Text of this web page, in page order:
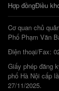
Hợp đồngĐiều
Cơ quan chủ
Phố Phạm Văn
Điện thoại/Fax:
Giấy phép đăng
phố Hà Nội cấp
27/11/2025.